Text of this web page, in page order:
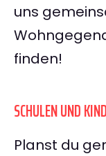
uns
finden!
SCHULEN UND
Planst du